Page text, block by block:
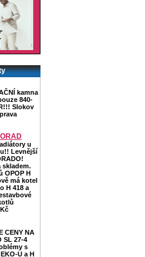
kamna
840-
Slokov
u
Levnější
skladem.
OPOP H
má kotel
H 418 a
CENY NA
SL 27-4
s
U a H